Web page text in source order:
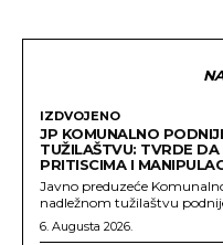
IZDVOJENO
JP KOMUNALNO
TUŽILAŠTVU: TVRDE
PRITISCIMA I
Javno preduzeće
nadležnom tužilaštvu
6. Augusta 2026.